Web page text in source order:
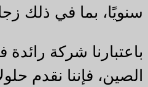
سنويًا، بما في ذلك
باعتبارنا شركة
الصين، فإننا نقدم